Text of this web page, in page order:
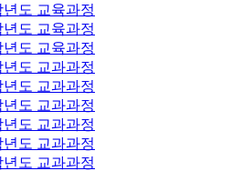
년도 교육과정
년도 교육과정
년도 교육과정
년도 교과과정
년도 교과과정
년도 교과과정
년도 교과과정
년도 교과과정
년도 교과과정